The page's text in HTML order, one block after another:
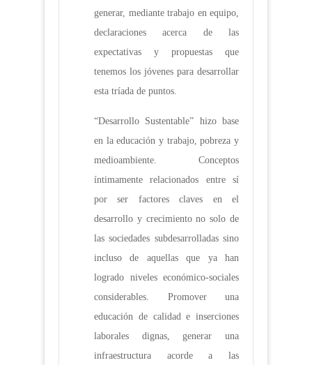
generar, mediante trabajo en equipo,
declaraciones acerca de las
expectativas y propuestas que
tenemos los jóvenes para desarrollar
esta tríada de puntos.
“Desarrollo Sustentable” hizo base
en la educación y trabajo, pobreza y
medioambiente. Conceptos
íntimamente relacionados entre sí
por ser factores claves en el
desarrollo y crecimiento no solo de
las sociedades subdesarrolladas sino
incluso de aquellas que ya han
logrado niveles económico-sociales
considerables. Promover una
educación de calidad e inserciones
laborales dignas, generar una
infraestructura acorde a las